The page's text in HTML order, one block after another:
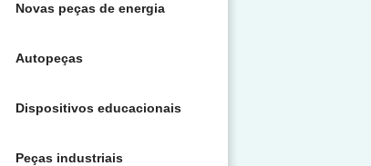
Novas peças de energia
Autopeças
Dispositivos educacionais
Peças industriais